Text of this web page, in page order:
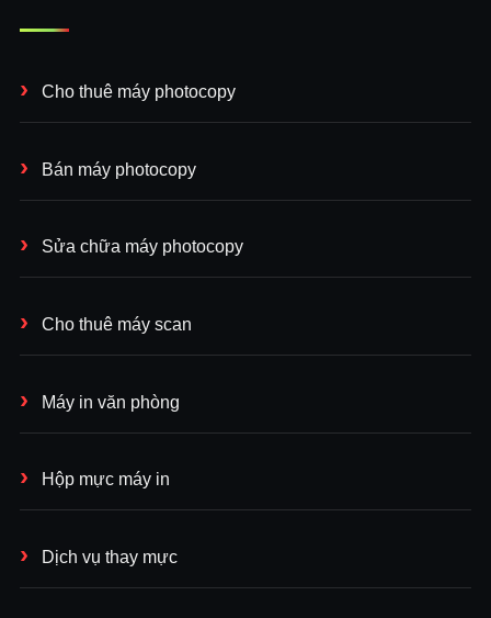
Cho thuê máy photocopy
Bán máy photocopy
Sửa chữa máy photocopy
Cho thuê máy scan
Máy in văn phòng
Hộp mực máy in
Dịch vụ thay mực